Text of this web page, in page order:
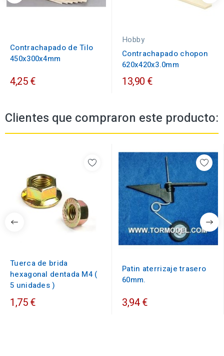
Contrachapado de Tilo
450x300x4mm
4,25 €
Hobby
Contrachapado chopon
620x420x3.0mm
13,90 €
Clientes que compraron este producto:
Tuerca de brida
hexagonal dentada M4 (
5 unidades )
1,75 €
Patin aterrizaje trasero
60mm.
3,94 €